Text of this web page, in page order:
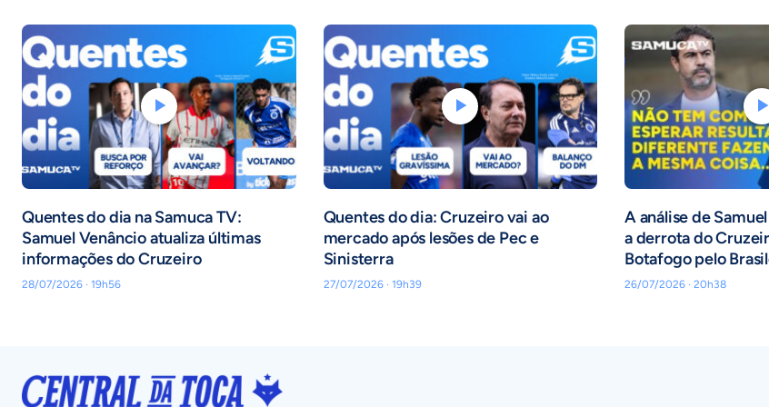
Quentes do dia na Samuca TV:
Samuel Venâncio atualiza últimas
informações do Cruzeiro
28/07/2026 · 19h56
Quentes do dia: Cruzeiro vai ao
mercado após lesões de Pec e
Sinisterra
27/07/2026 · 19h39
A análise de
a derrota do
Botafogo pelo
26/07/2026 · 20h38